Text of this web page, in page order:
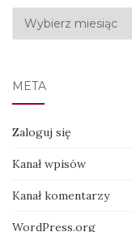
Archiwa
META
Zaloguj się
Kanał wpisów
Kanał komentarzy
WordPress.org